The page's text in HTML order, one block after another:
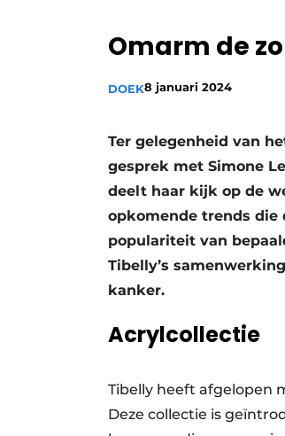
Omarm de
DOEK8 januari 2024
Ter gelegenheid van
gesprek met Simone
deelt haar kijk op de
opkomende trends die
populariteit van
Tibelly’s
kanker.
Acrylcollectie
Tibelly heeft afgelopen
Deze collectie is